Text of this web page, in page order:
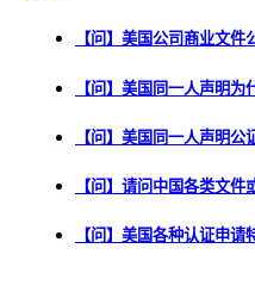
【问】美国公司商业文件
【问】美国同一人声明为
【问】美国同一人声明公
【问】请问中国各类文件
【问】美国各种认证申请